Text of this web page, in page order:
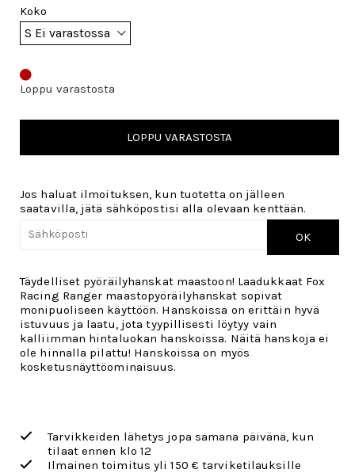
Koko
Loppu varastosta
LOPPU VARASTOSTA
Jos haluat ilmoituksen, kun tuotetta on jälleen
saatavilla, jätä sähköpostisi alla olevaan kenttään.
OK
Täydelliset pyöräilyhanskat maastoon! Laadukkaat Fox
Racing Ranger maastopyöräilyhanskat sopivat
monipuoliseen käyttöön. Hanskoissa on erittäin hyvä
istuvuus ja laatu, jota tyypillisesti löytyy vain
kalliimman hintaluokan hanskoissa. Näitä hanskoja ei
ole hinnalla pilattu! Hanskoissa on myös
kosketusnäyttöominaisuus.
Tarvikkeiden lähetys jopa samana päivänä, kun
tilaat ennen klo 12
Ilmainen toimitus yli 150 € tarviketilauksille